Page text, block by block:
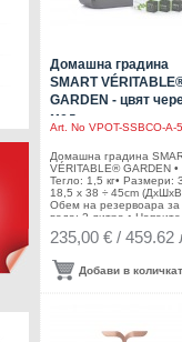
Домашна градина
SMART
GARDEN - цвят
мед
Art. No VPOT-SSBCO-A-5
Домашна градина
VÉRITABLE® GARDEN •
Тегло: 1,5 кг• Размери:
18,5 x 38 ÷ 45cm
Обем на резервоара за
вода: 2 литра •
система: пасивна
хидропонна система•
Leds, ниска мощност,
• Среден живот на LED
60Hz, щепсел• Цвят:
235,00 € / 459.62
Добави в